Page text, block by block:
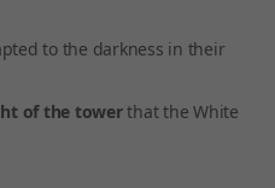
to the darkness in their
of the towerthat the White